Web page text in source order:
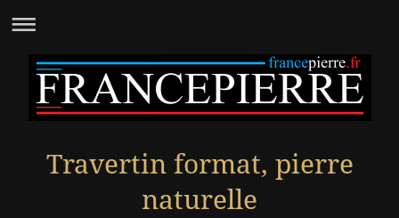
Travertin format, pierre
naturelle